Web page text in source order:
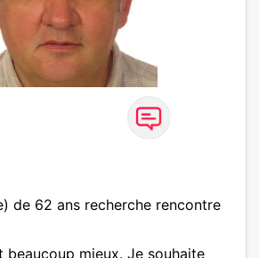
de 62 ans recherche rencontre
beaucoup mieux. Je souhaite